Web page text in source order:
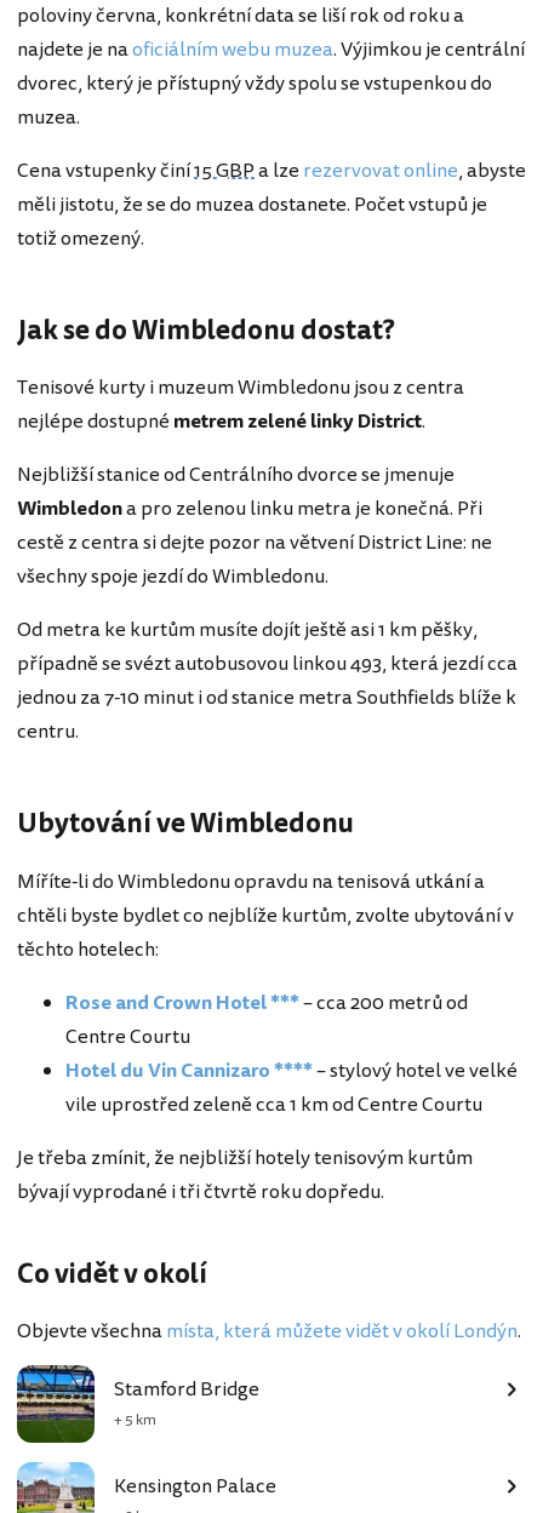
poloviny června, konkrétní data se liší rok od roku a
najdete je naoficiálním webu muzea. Výjimkou je centrální
dvorec, který je přístupný vždy spolu se vstupenkou do
muzea.
Cena vstupenky činí15 GBPa lze rezervovat online, abyste
měli jistotu, že se do muzea dostanete. Počet vstupů je
totiž omezený.
Jak se do Wimbledonu dostat?
Tenisové kurty i muzeum Wimbledonu jsou z centra
nejlépe dostupné metrem zelené linky District.
Nejbližší stanice od Centrálního dvorce se jmenuje
Wimbledona pro zelenou linku metra je konečná. Při
cestě z centra si dejte pozor na větvení District Line: ne
všechny spoje jezdí do Wimbledonu.
Od metra ke kurtům musíte dojít ještě asi 1 km pěšky,
případně se svézt autobusovou linkou 493, která jezdí cca
jednou za 7-10 minut i od stanice metra Southfields blíže k
centru.
Ubytování ve Wimbledonu
Míříte-li do Wimbledonu opravdu na tenisová utkání a
chtěli byste bydlet co nejblíže kurtům, zvolte ubytování v
těchto hotelech:
Rose and Crown Hotel ***– cca 200 metrů od
Centre Courtu
Hotel du Vin Cannizaro ****– stylový hotel ve velké
vile uprostřed zeleně cca 1 km od Centre Courtu
Je třeba zmínit, že nejbližší hotely tenisovým kurtům
bývají vyprodané i tři čtvrtě roku dopředu.
Co vidět v okolí
Objevte všechnamísta, která můžete vidět v okolí Londýn.
Stamford Bridge
+ 5 km
Kensington Palace